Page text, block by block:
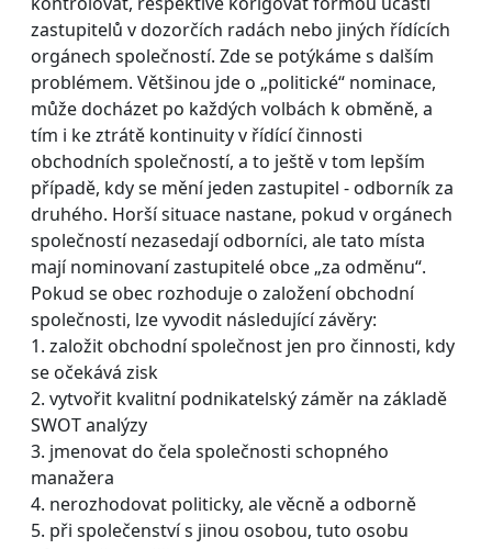
zastupitelů v dozorčích radách nebo jiných řídících
orgánech společností. Zde se potýkáme s dalším
problémem. Většinou jde o „politické“ nominace,
může docházet po každých volbách k obměně, a
tím i ke ztrátě kontinuity v řídící činnosti
obchodních společností, a to ještě v tom lepším
případě, kdy se mění jeden zastupitel - odborník za
druhého. Horší situace nastane, pokud v orgánech
společností nezasedají odborníci, ale tato místa
mají nominovaní zastupitelé obce „za odměnu“.
Pokud se obec rozhoduje o založení obchodní
společnosti, lze vyvodit následující závěry:
1. založit obchodní společnost jen pro činnosti, kdy
se očekává zisk
2. vytvořit kvalitní podnikatelský záměr na základě
SWOT analýzy
3. jmenovat do čela společnosti schopného
manažera
4. nerozhodovat politicky, ale věcně a odborně
5. při společenství s jinou osobou, tuto osobu